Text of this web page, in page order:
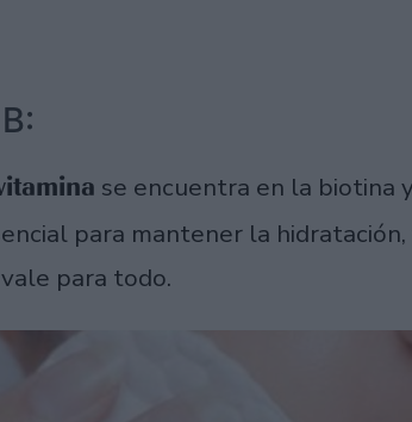
se encuentra en la biotina
para mantener la
para todo.